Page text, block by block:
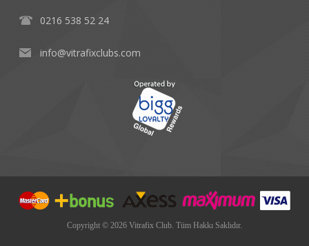
0216 538 52 24
info@vitrafixclubs.com
Copyright © 2026 Vitrafix Club. Tüm Hakkı Saklıdır.